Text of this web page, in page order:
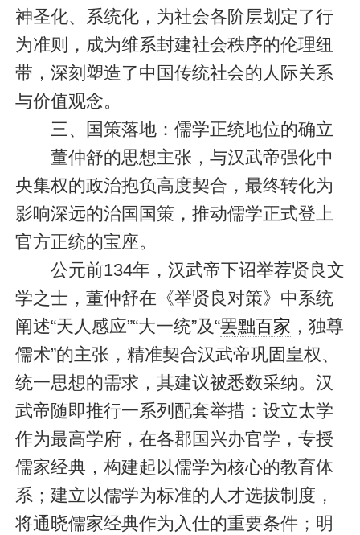
神圣化、系统化，为社会各阶层划定了行
为准则，成为维系封建社会秩序的伦理纽
带，深刻塑造了中国传统社会的人际关系
与价值观念。
三、国策落地：儒学正统地位的确立
董仲舒的思想主张，与汉武帝强化中
央集权的政治抱负高度契合，最终转化为
影响深远的治国国策，推动儒学正式登上
官方正统的宝座。
公元前134年，汉武帝下诏举荐贤良文
学之士，董仲舒在《举贤良对策》中系统
阐述“天人感应”“大一统”及“罢黜百家 ，独尊
儒术”的主张，精准契合汉武帝巩固皇权、
统一思想的需求，其建议被悉数采纳。汉
武帝随即推行一系列配套举措：设立太学
作为最高学府，在各郡国兴办官学，专授
儒家经典，构建起以儒学为核心的教育体
系；建立以儒学为标准的人才选拔制度，
将通晓儒家经典作为入仕的重要条件；明